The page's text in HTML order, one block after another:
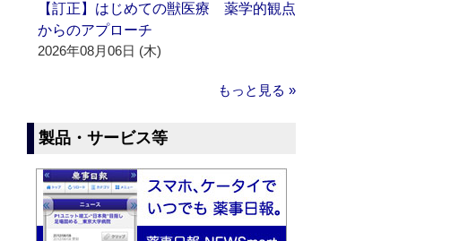
【訂正】はじめての獣医療 薬学的観点
からのアプローチ
2026年08月06日 (木)
もっと見る »
製品・サービス等